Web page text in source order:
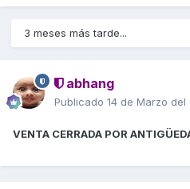
3 meses más tarde...
abhang
Publicado 14 de Marzo del
VENTA CERRADA POR